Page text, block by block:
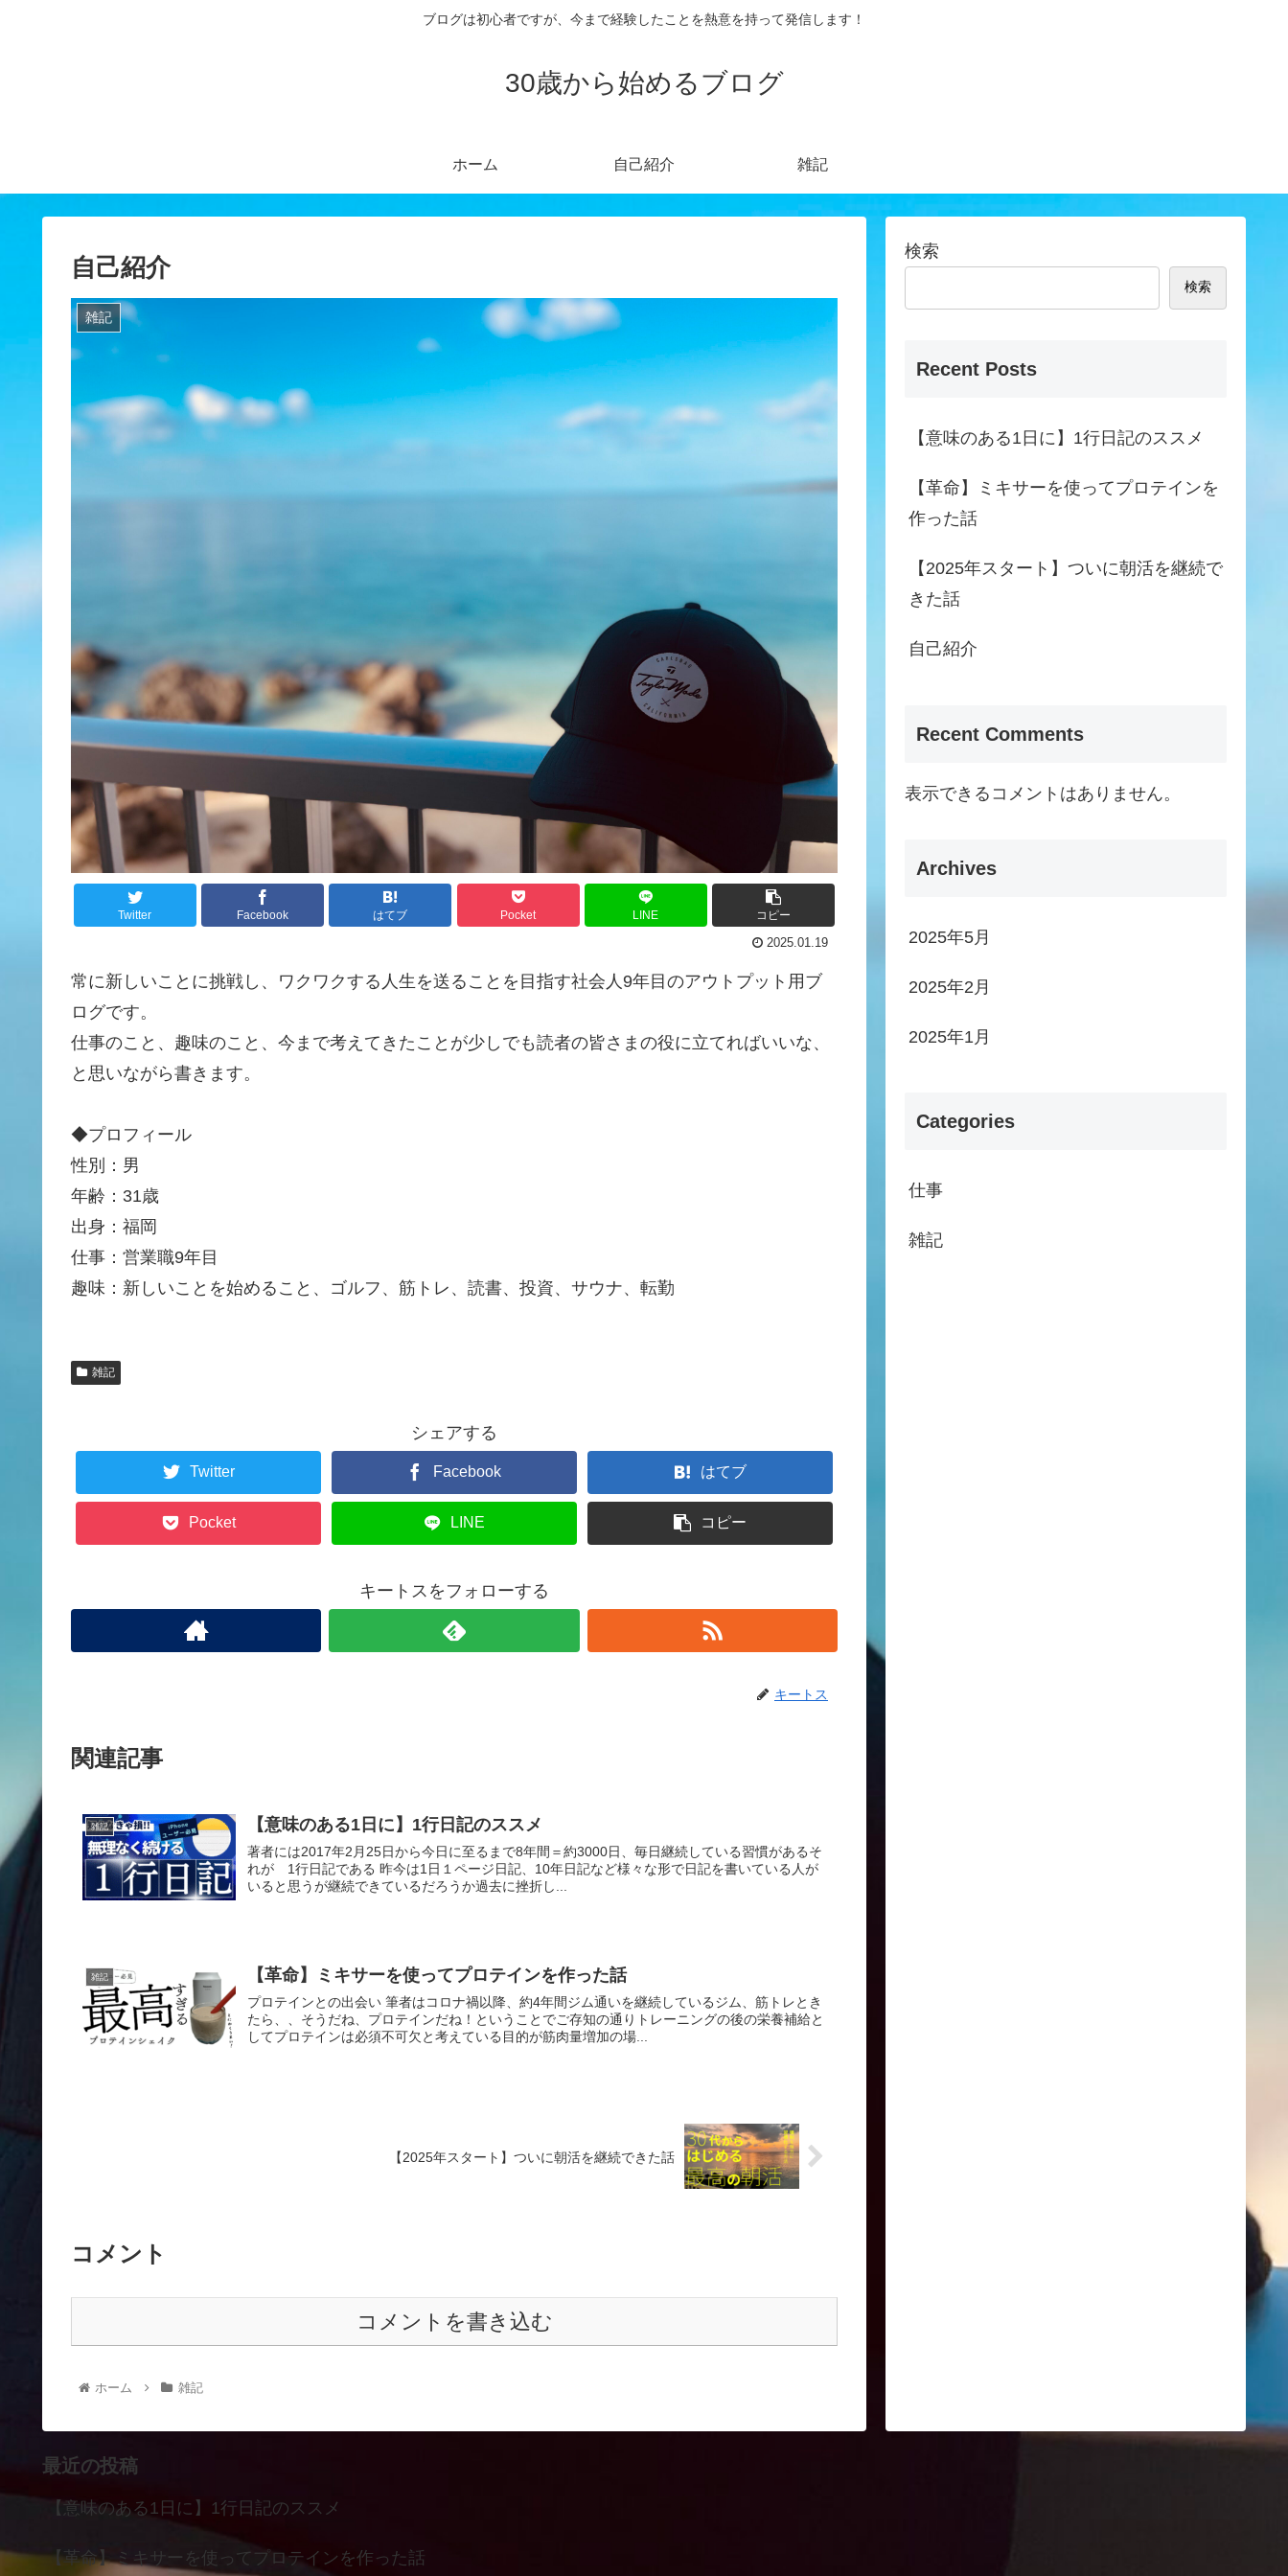
ブログは初心者ですが、今まで経験したことを熱意を持って発信します！
30歳から始めるブログ
ホーム 自己紹介 雑記
自己紹介
雑記
Twitter Facebook はてブ Pocket LINE コピー
2025.01.19
常に新しいことに挑戦し、ワクワクする人生を送ることを目指す社会人9年目のアウトプット用ブ
ログです。
仕事のこと、趣味のこと、今まで考えてきたことが少しでも読者の皆さまの役に立てればいいな、
と思いながら書きます。
◆プロフィール
性別：男
年齢：31歳
出身：福岡
仕事：営業職9年目
趣味：新しいことを始めること、ゴルフ、筋トレ、読書、投資、サウナ、転勤
雑記
シェアする
Twitter Facebook はてブ
Pocket LINE コピー
キートスをフォローする
キートス
関連記事
雑記 【意味のある1日に】1行日記のススメ
著者には2017年2月25日から今日に至るまで8年間＝約3000日、毎日継続している習慣があるそ
れが 1行日記である 昨今は1日１ページ日記、10年日記など様々な形で日記を書いている人が
いると思うが継続できているだろうか過去に挫折し...
雑記 【革命】ミキサーを使ってプロテインを作った話
プロテインとの出会い 筆者はコロナ禍以降、約4年間ジム通いを継続しているジム、筋トレとき
たら、、そうだね、プロテインだね！ということでご存知の通りトレーニングの後の栄養補給と
してプロテインは必須不可欠と考えている目的が筋肉量増加の場...
【2025年スタート】ついに朝活を継続できた話
コメント
コメントを書き込む
ホーム 雑記
検索
検索
Recent Posts
【意味のある1日に】1行日記のススメ
【革命】ミキサーを使ってプロテインを
作った話
【2025年スタート】ついに朝活を継続で
きた話
自己紹介
Recent Comments
表示できるコメントはありません。
Archives
2025年5月
2025年2月
2025年1月
Categories
仕事
雑記
最近の投稿
【意味のある1日に】1行日記のススメ
【革命】ミキサーを使ってプロテインを作った話